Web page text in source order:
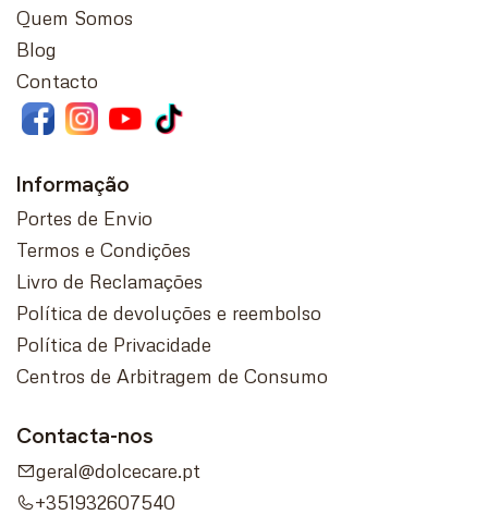
Quem Somos
Blog
Contacto
Informação
Portes de Envio
Termos e Condições
Livro de Reclamações
Política de devoluções e reembolso
Política de Privacidade
Centros de Arbitragem de Consumo
Contacta-nos
geral@dolcecare.pt
+351932607540